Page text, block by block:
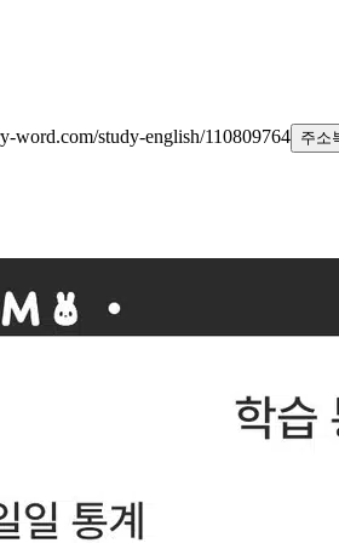
word.com/study-english/110809764 주소